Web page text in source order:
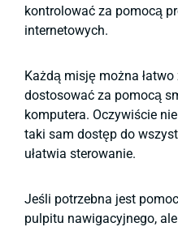
kontrolować za pomocą
internetowych.
Każdą misję można
dostosować za pomocą
komputera. Oczywiście
taki sam dostęp do
ułatwia sterowanie.
Jeśli potrzebna jest
pulpitu nawigacyjnego,